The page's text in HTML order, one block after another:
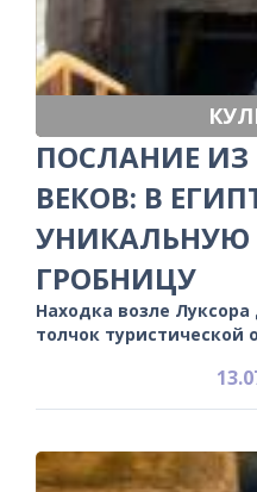
ПОСЛАНИЕ
ВЕКОВ: В
УНИКАЛЬНУЮ
ГРОБНИЦУ
Находка возле
толчок туристической